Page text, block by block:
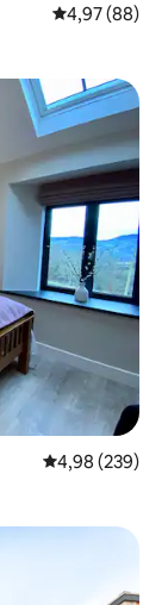
4,97 de uma
4,97 (88)
4,98 de uma
4,98 (239)